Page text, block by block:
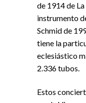
de 1914 de La
instrumento
Schmid de
tiene la
eclesiástico
2.336 tubos.
Estos